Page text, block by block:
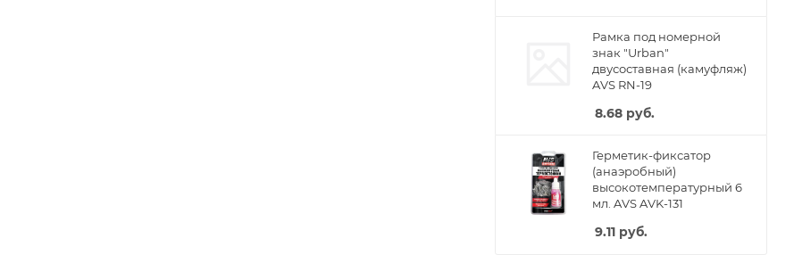
Рамка под номерной
знак "Urban"
двусоставная (камуфляж)
AVS RN-19
8.68 руб.
Герметик-фиксатор
(анаэробный)
высокотемпературный 6
мл. AVS AVK-131
9.11 руб.